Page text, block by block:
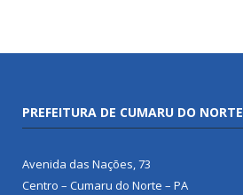
PREFEITURA DE CUMARU DO NORTE
Avenida das Nações, 73
Centro – Cumaru do Norte – PA